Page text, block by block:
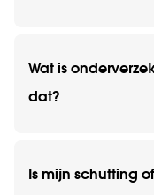
Wat is
dat?
Is mijn schutting